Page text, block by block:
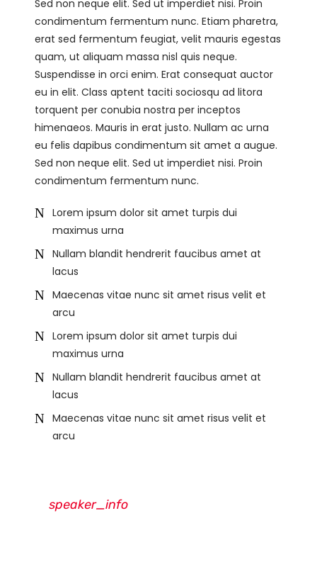
Sed non neque elit. Sed ut imperdiet nisi. Proin
condimentum fermentum nunc. Etiam pharetra,
erat sed fermentum feugiat, velit mauris egestas
quam, ut aliquam massa nisl quis neque.
Suspendisse in orci enim. Erat consequat auctor
eu in elit. Class aptent taciti sociosqu ad litora
torquent per conubia nostra per inceptos
himenaeos. Mauris in erat justo. Nullam ac urna
eu felis dapibus condimentum sit amet a augue.
Sed non neque elit. Sed ut imperdiet nisi. Proin
condimentum fermentum nunc.
Lorem ipsum dolor sit amet turpis dui
maximus urna
Nullam blandit hendrerit faucibus amet at
lacus
Maecenas vitae nunc sit amet risus velit et
arcu
Lorem ipsum dolor sit amet turpis dui
maximus urna
Nullam blandit hendrerit faucibus amet at
lacus
Maecenas vitae nunc sit amet risus velit et
arcu
speaker_info